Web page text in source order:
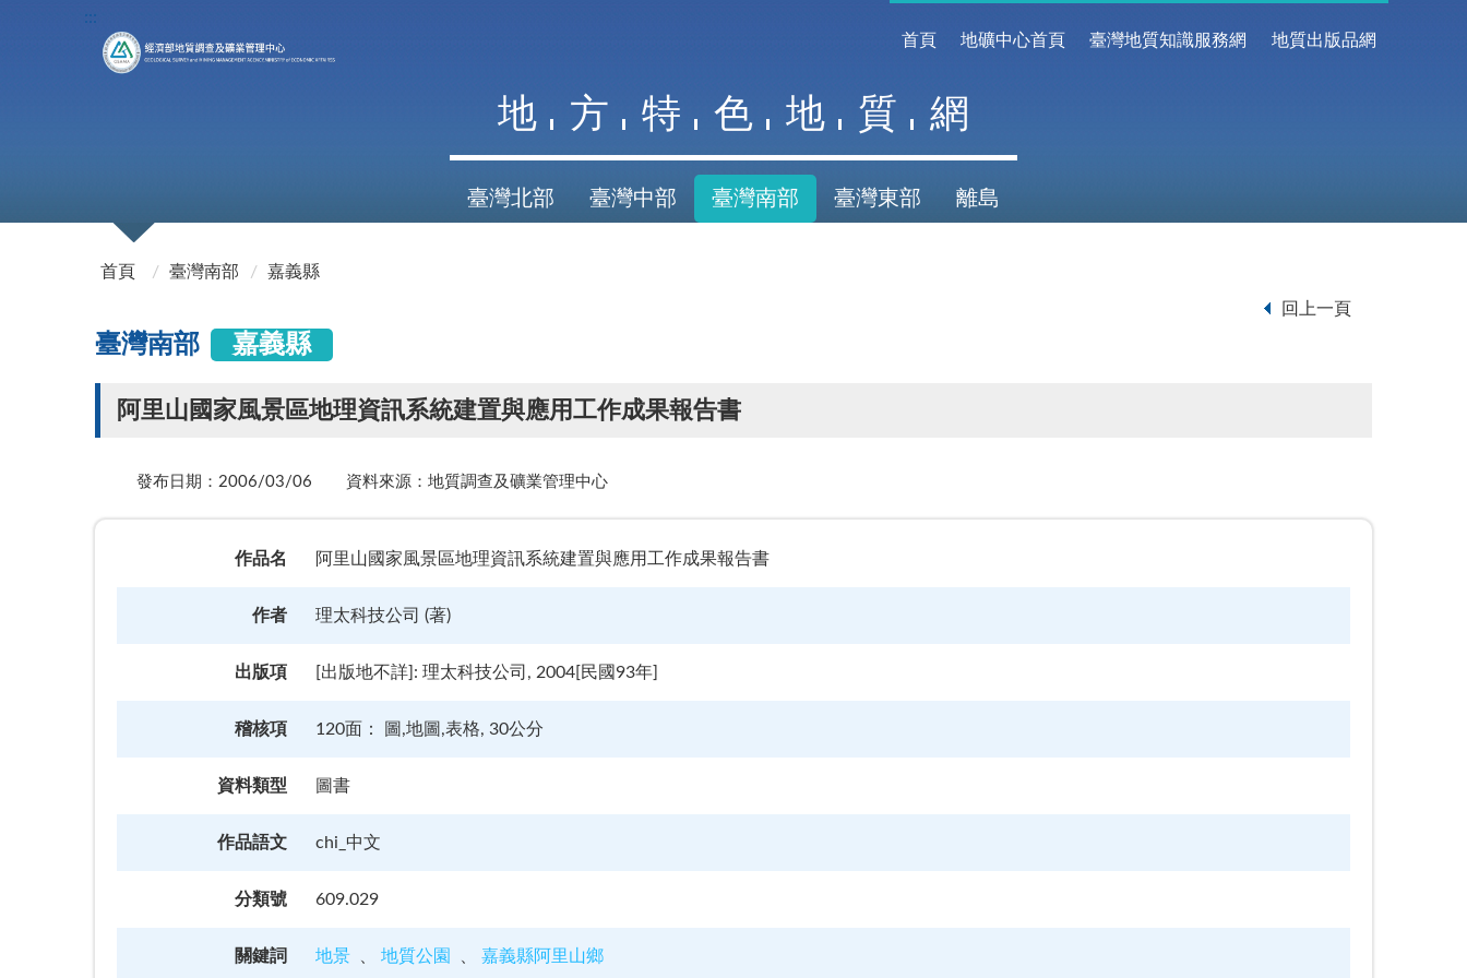
首頁 地礦中心首頁 臺灣地質知識服務網 地質出版品網
:::
地 方 特 色 地 質 網
臺灣北部 臺灣中部 臺灣南部 臺灣東部 離島
首頁
臺灣南部 嘉義縣
回上一頁
臺灣南部 嘉義縣
阿里山國家風景區地理資訊系統建置與應用工作成果報告書
發布日期：2006/03/06 資料來源：地質調查及礦業管理中心
作品名 阿里山國家風景區地理資訊系統建置與應用工作成果報告書
作者 理太科技公司 (著)
出版項 [出版地不詳]: 理太科技公司, 2004[民國93年]
稽核項 120面： 圖,地圖,表格, 30公分
資料類型 圖書
作品語文 chi_中文
分類號 609.029
關鍵詞 地景 地質公園 嘉義縣阿里山鄉